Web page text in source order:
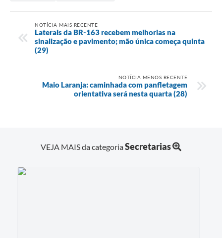
NOTÍCIA MAIS RECENTE
Laterais da BR-163 recebem melhorias na
sinalização e pavimento; mão única começa quinta
(29)
NOTÍCIA MENOS RECENTE
Maio Laranja: caminhada com panfletagem
orientativa será nesta quarta (28)
VEJA MAIS da categoriaSecretarias